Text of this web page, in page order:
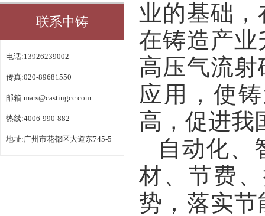
联系中铸
电话:13926239002
传真:020-89681550
邮箱:mars@castingcc.com
热线:4006-990-882
地址:广州市花都区大道东745-5
业的基础
在铸造产
高压气流
应用，使
高，促进我
自动化、
材、节费
势，落实